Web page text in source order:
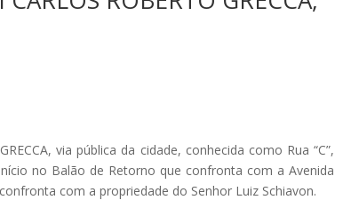
via pública da cidade, conhecida como Rua “C”,
no Balão de Retorno que confronta com a Avenida
com a propriedade do Senhor Luiz Schiavon.